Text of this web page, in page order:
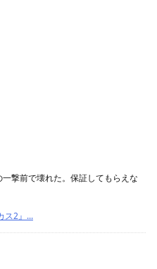
撃前で壊れた。保証してもらえな
ス2』...